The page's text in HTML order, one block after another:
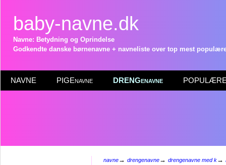
baby-navne.dk
Navne: Betydning og Oprindelse
Godkendte danske børnenavne + navneliste over top mest
NAVNE PIGEnavne DRENGenavne POPULÆRE
navne→ drengenavne→ drengenavne med k→